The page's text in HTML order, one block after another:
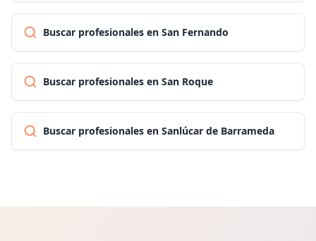
Buscar profesionales en San Fernando
Buscar profesionales en San Roque
Buscar profesionales en Sanlúcar de Barrameda